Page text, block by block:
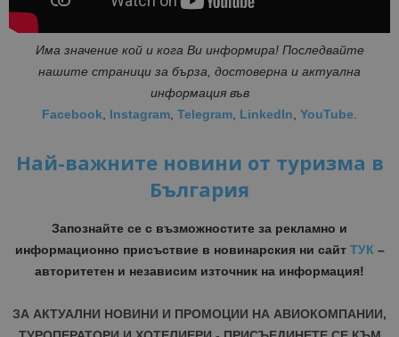
Има значение кой и кога Ви информира! Последвайте
нашите страници за бърза, достоверна и актуална
информация във
Facebook
Instagram Telegram LinkedIn YouTube
Най-важните новини от туризма в
България
Запознайте се с възможностите за рекламно и
информационно присъствие в новинарския ни сайт ТУК –
авторитетен и независим източник на информация!
ЗА АКТУАЛНИ НОВИНИ И ПРОМОЦИИ НА АВИОКОМПАНИИ,